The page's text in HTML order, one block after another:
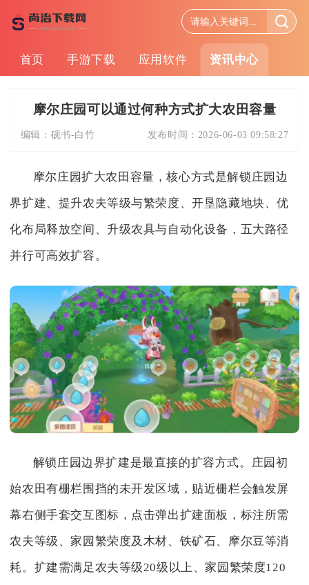
首页 手游下载 应用软件 资讯中心
摩尔庄园可以通过何种方式扩大农田容量
编辑： 砚书-白竹 发布时间： 2026-06-03 09:58:27
摩尔庄园扩大农田容量，核心方式是解锁庄园边
界扩建、提升农夫等级与繁荣度、开垦隐藏地块、优
化布局释放空间、升级农具与自动化设备，五大路径
并行可高效扩容。
解锁庄园边界扩建是最直接的扩容方式。庄园初
始农田有栅栏围挡的未开发区域，贴近栅栏会触发屏
幕右侧手套交互图标，点击弹出扩建面板，标注所需
农夫等级、家园繁荣度及木材、铁矿石、摩尔豆等消
耗。扩建需满足农夫等级20级以上、家园繁荣度120